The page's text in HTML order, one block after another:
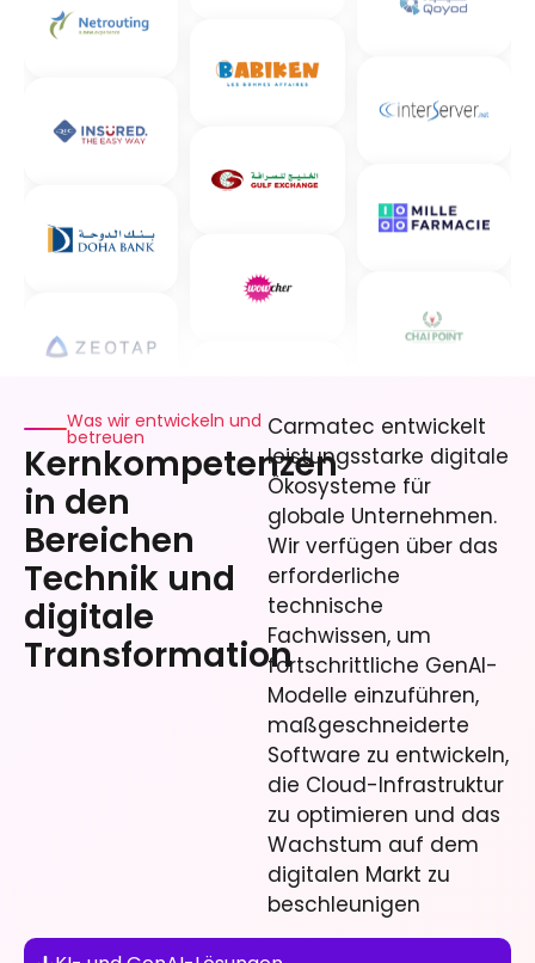
Was wir entwickeln und
betreuen
Kernkompetenzen
in den
Bereichen
Technik und
digitale
Transformation
Carmatec entwickelt
leistungsstarke digitale
Ökosysteme für
globale Unternehmen.
Wir verfügen über das
erforderliche
technische
Fachwissen, um
fortschrittliche GenAI-
Modelle einzuführen,
maßgeschneiderte
Software zu entwickeln,
die Cloud-Infrastruktur
zu optimieren und das
Wachstum auf dem
digitalen Markt zu
beschleunigen